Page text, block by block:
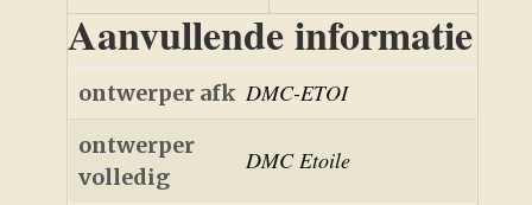
Aanvullende informatie
ontwerper afk DMC-ETOI
ontwerper
volledig
DMC Etoile